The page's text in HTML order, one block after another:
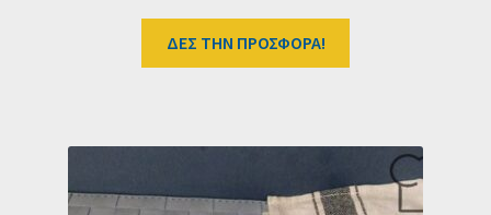
ΔΕΣ ΤΗΝ ΠΡΟΣΦΟΡΑ!